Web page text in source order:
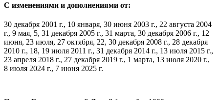
С изменениями и дополнениями от:
30 декабря 2001 г., 10 января, 30 июня 2003 г., 22 августа 2004
г., 9 мая, 5, 31 декабря 2005 г., 31 марта, 30 декабря 2006 г., 12
июня, 23 июля, 27 октября, 22, 30 декабря 2008 г., 28 декабря
2010 г., 18, 19 июля 2011 г., 31 декабря 2014 г., 13 июля 2015 г.,
23 апреля 2018 г., 27 декабря 2019 г., 1 марта, 13 июля 2020 г.,
8 июля 2024 г., 7 июня 2025 г.